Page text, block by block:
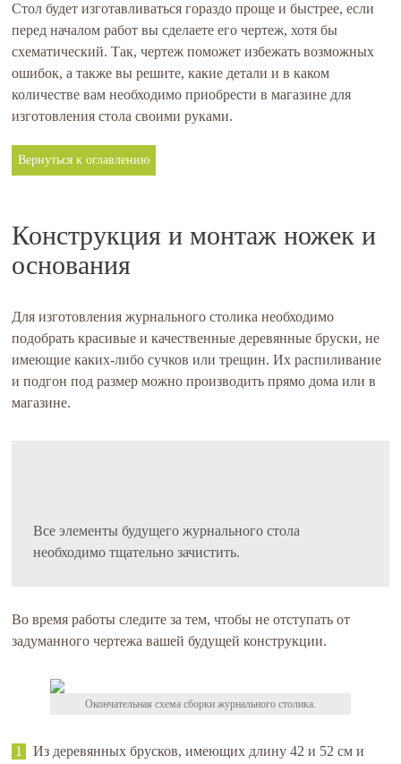
Стол будет изготавливаться гораздо проще и быстрее, если
перед началом работ вы сделаете его чертеж, хотя бы
схематический. Так, чертеж поможет избежать возможных
ошибок, а также вы решите, какие детали и в каком
количестве вам необходимо приобрести в магазине для
изготовления стола своими руками.
Вернуться к оглавлению
Конструкция и монтаж ножек и
основания
Для изготовления журнального столика необходимо
подобрать красивые и качественные деревянные бруски, не
имеющие каких-либо сучков или трещин. Их распиливание
и подгон под размер можно производить прямо дома или в
магазине.
Все элементы будущего журнального стола
необходимо тщательно зачистить.
Во время работы следите за тем, чтобы не отступать от
задуманного чертежа вашей будущей конструкции.
Окончательная схема сборки журнального столика.
Из деревянных брусков, имеющих длину 42 и 52 см и